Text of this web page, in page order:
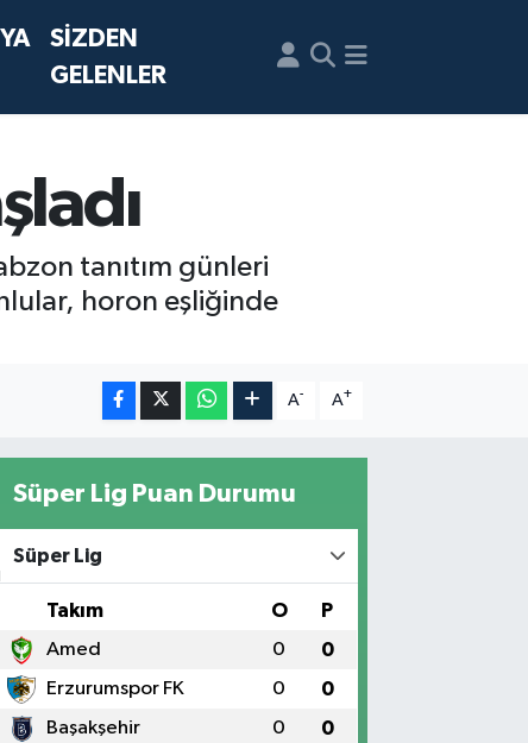
SİZDEN
GELENLER
tanıtım günleri
horon eşliğinde
A- A+
Süper Lig Puan Durumu
Süper Lig
Takım O P
Amed 0 0
Erzurumspor FK 0 0
Başakşehir 0 0